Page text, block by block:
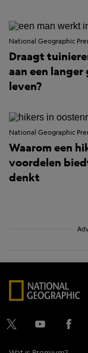
National Geographic
Draagt
aan een langer
leven?
National Geographic
Waarom een
voordelen
denkt